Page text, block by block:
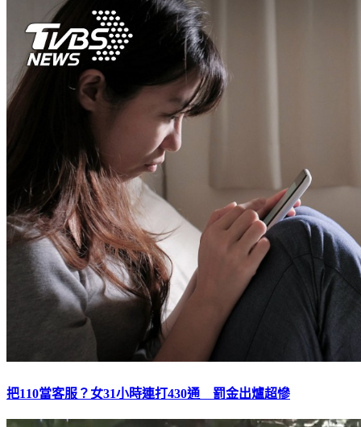
把110當客服？女31小時連打430通 罰金出爐超慘